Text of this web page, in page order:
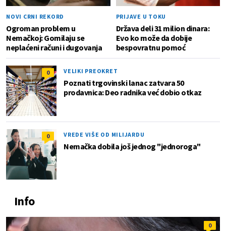
NOVI CRNI REKORD
Ogroman problem u
Nemačkoj: Gomilaju se
neplaćeni računi i dugovanja
PRIJAVE U TOKU
Država deli 31 milion dinara:
Evo ko može da dobije
bespovratnu pomoć
0 VELIKI PREOKRET
Poznati trgovinski lanac zatvara 50
prodavnica: Deo radnika već dobio otkaz
0 VREDE VIŠE OD MILIJARDU
Nemačka dobila još jednog "jednoroga"
Info
0